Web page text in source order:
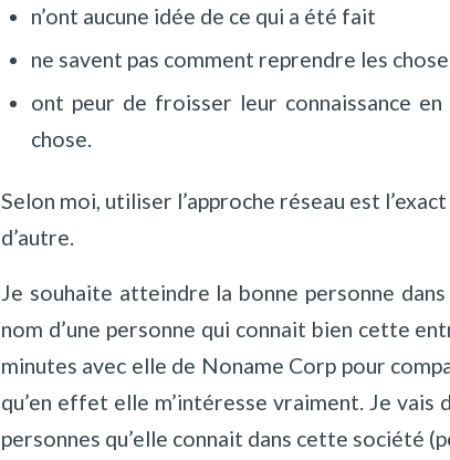
n’ont aucune idée de ce qui a été fait
ne savent pas comment reprendre les
ont peur de froisser leur connaissance
chose.
Selon moi, utiliser l’approche réseau est
d’autre.
Je souhaite atteindre la bonne personne
nom d’une personne qui connait bien cette
minutes avec elle de Noname Corp pour
qu’en effet elle m’intéresse vraiment. Je vais
personnes qu’elle connait dans cette société